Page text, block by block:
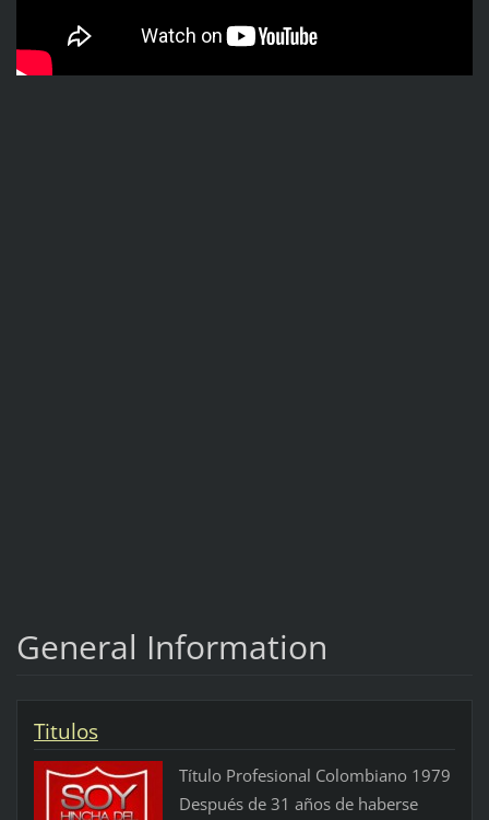
General Information
Titulos
Título Profesional Colombiano 1979
Después de 31 años de haberse